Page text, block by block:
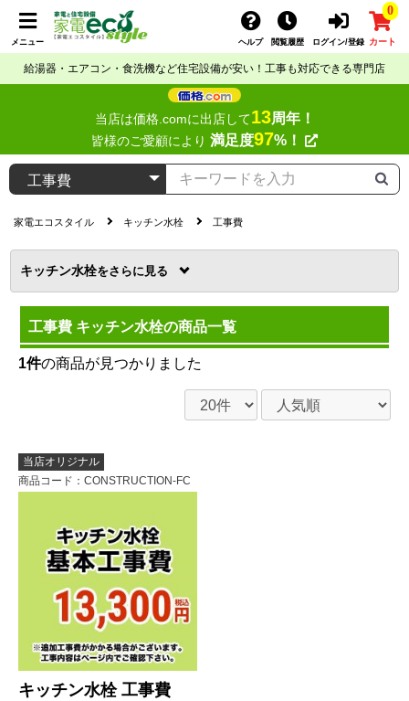
メニュー ヘルプ 閲覧履歴 ログイン/登録
0
カート
給湯器・エアコン・食洗機など住宅設備が安い！工事も対応できる専門店
当店は価格.comに出店して13周年！
皆様のご愛顧により 満足度97%！
家電エコスタイル キッチン水栓 工事費
キッチン水栓を
工事費 キッチン水栓の商品一覧
1件の商品が見つかりました
当店オリジナル
商品コード ：CONSTRUCTION-FC
キッチン水栓 工事費